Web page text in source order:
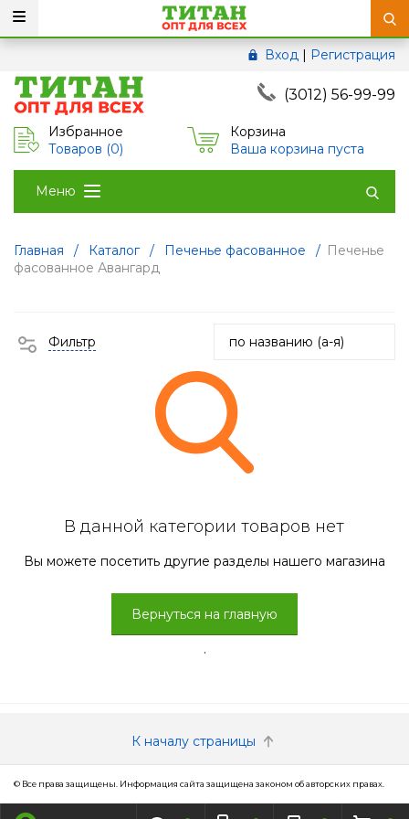
Вход | Регистрация
(3012) 56-99-99
Избранное
Товаров (0)
Корзина
Ваша корзина пуста
Меню
Главная / Каталог / Печенье фасованное / Печенье
фасованное Авангард
Фильтр
В данной категории товаров нет
Вы можете посетить другие разделы нашего магазина
Вернуться на главную
.
К началу страницы
© Все права защищены. Информация сайта защищена законом об авторских правах.